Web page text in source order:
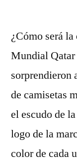
¿Cómo será
Mundial
sorprendieron
de camisetas
el escudo de
logo de la
color de cada